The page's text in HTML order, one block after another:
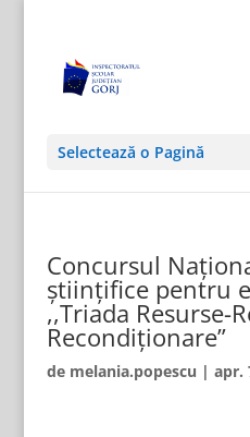
Selectează o Pagină
Concursul
științifice pentru
,,Triada Resurse-
Recondiționare”
de melania.popescu | apr.